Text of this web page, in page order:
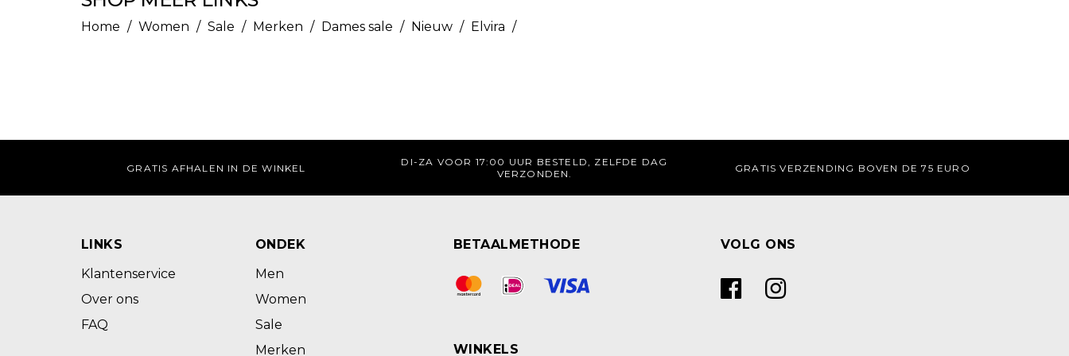
Home / Women / Sale / Merken / Dames sale / Nieuw / Elvira /
GRATIS AFHALEN IN DE WINKEL
DI-ZA VOOR 17:00 UUR BESTELD, ZELFDE DAG
VERZONDEN.
GRATIS VERZENDING BOVEN DE 75 EURO
LINKS
Klantenservice
Over ons
FAQ
ONDEK
Men
Women
Sale
Merken
BETAALMETHODE VOLG ONS
WINKELS